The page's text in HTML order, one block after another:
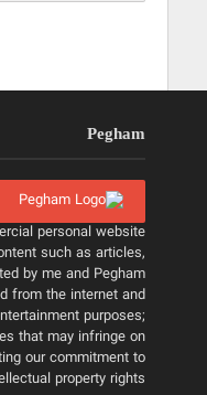
Pegham
personal website
such as articles,
by me and Pegham
from the internet and
purposes;
that may infringe on
our commitment to
property rights.